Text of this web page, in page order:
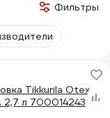
Фильтры